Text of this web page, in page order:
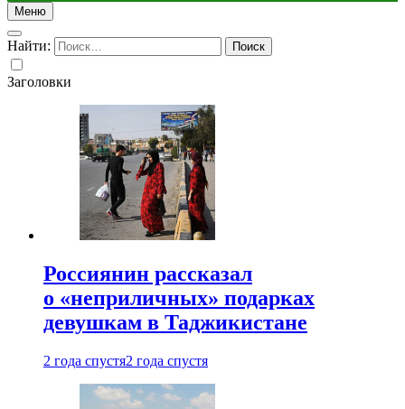
Меню
Найти:
Заголовки
Россиянин рассказал
о «неприличных» подарках
девушкам в Таджикистане
2 года спустя2 года спустя